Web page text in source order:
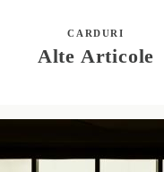
CARDURI
Alte Articole